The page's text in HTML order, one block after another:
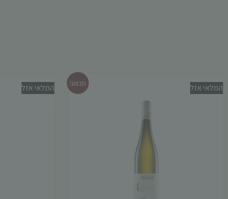
מבצע! המלאי אזל המלאי אזל